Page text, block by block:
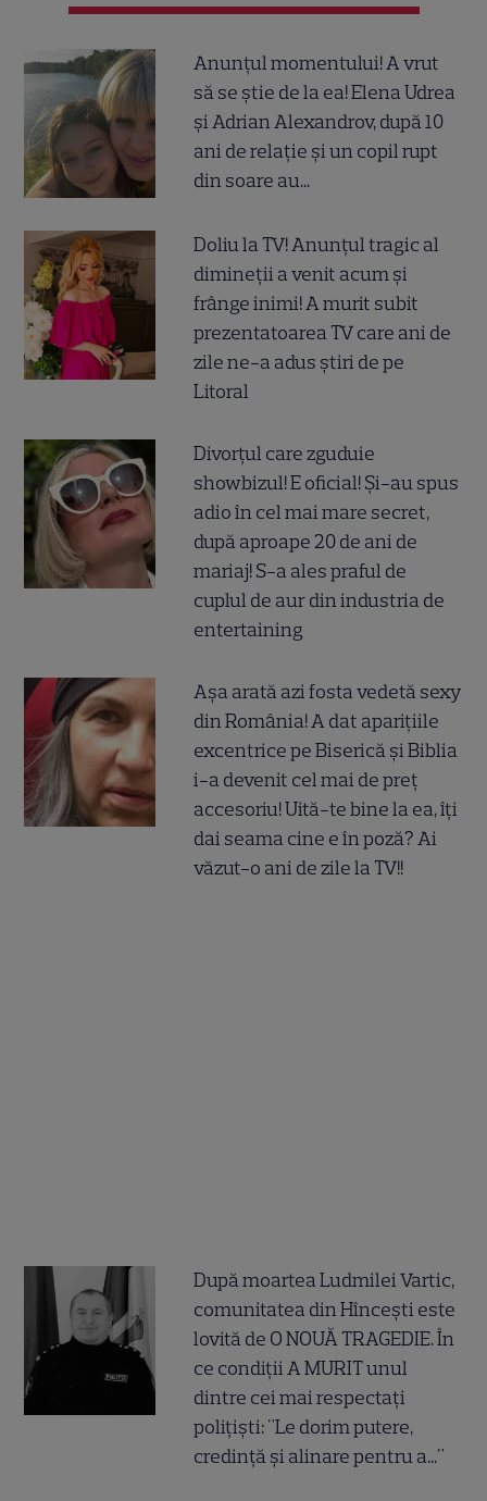
Anunțul momentului! A vrut
să se știe de la ea! Elena Udrea
și Adrian Alexandrov, după 10
ani de relație și un copil rupt
din soare au...
Doliu la TV! Anunțul tragic al
dimineții a venit acum și
frânge inimi! A murit subit
prezentatoarea TV care ani de
zile ne-a adus știri de pe
Litoral
Divorțul care zguduie
showbizul! E oficial! Și-au spus
adio în cel mai mare secret,
după aproape 20 de ani de
mariaj! S-a ales praful de
cuplul de aur din industria de
entertaining
Așa arată azi fosta vedetă sexy
din România! A dat aparițiile
excentrice pe Biserică și Biblia
i-a devenit cel mai de preț
accesoriu! Uită-te bine la ea, îți
dai seama cine e în poză? Ai
văzut-o ani de zile la TV!!
După moartea Ludmilei Vartic,
comunitatea din Hîncești este
lovită de O NOUĂ TRAGEDIE. În
ce condiții A MURIT unul
dintre cei mai respectați
polițiști: "Le dorim putere,
credință și alinare pentru a..."